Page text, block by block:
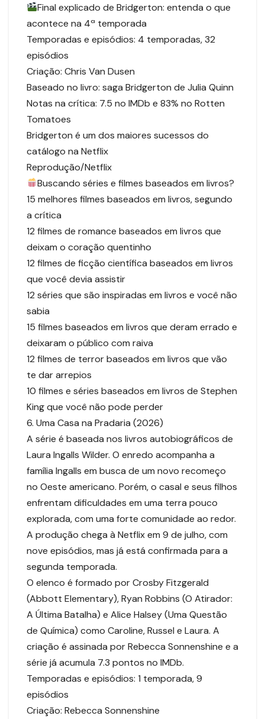
Final explicado de Bridgerton: entenda o que
acontece na 4ª temporada
Temporadas e episódios: 4 temporadas, 32
episódios
Criação: Chris Van Dusen
Baseado no livro: saga Bridgerton de Julia Quinn
Notas na crítica: 7.5 no IMDb e 83% no Rotten
Tomatoes
Bridgerton é um dos maiores sucessos do
catálogo na Netflix
Reprodução/Netflix
Buscando séries e filmes baseados em livros?
15 melhores filmes baseados em livros, segundo
a crítica
12 filmes de romance baseados em livros que
deixam o coração quentinho
12 filmes de ficção científica baseados em livros
que você devia assistir
12 séries que são inspiradas em livros e você não
sabia
15 filmes baseados em livros que deram errado e
deixaram o público com raiva
12 filmes de terror baseados em livros que vão
te dar arrepios
10 filmes e séries baseados em livros de Stephen
King que você não pode perder
6. Uma Casa na Pradaria (2026)
A série é baseada nos livros autobiográficos de
Laura Ingalls Wilder. O enredo acompanha a
família Ingalls em busca de um novo recomeço
no Oeste americano. Porém, o casal e seus filhos
enfrentam dificuldades em uma terra pouco
explorada, com uma forte comunidade ao redor.
A produção chega à Netflix em 9 de julho, com
nove episódios, mas já está confirmada para a
segunda temporada.
O elenco é formado por Crosby Fitzgerald
(Abbott Elementary), Ryan Robbins (O Atirador:
A Última Batalha) e Alice Halsey (Uma Questão
de Química) como Caroline, Russel e Laura. A
criação é assinada por Rebecca Sonnenshine e a
série já acumula 7.3 pontos no IMDb.
Temporadas e episódios: 1 temporada, 9
episódios
Criação: Rebecca Sonnenshine